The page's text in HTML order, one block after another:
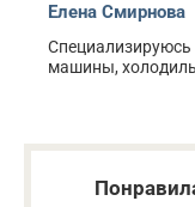
Елена Смирнова
Специализируюсь
машины,